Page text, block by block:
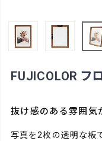
FUJICOLOR フ
抜け感のある雰囲気
写真を2枚の透明な板